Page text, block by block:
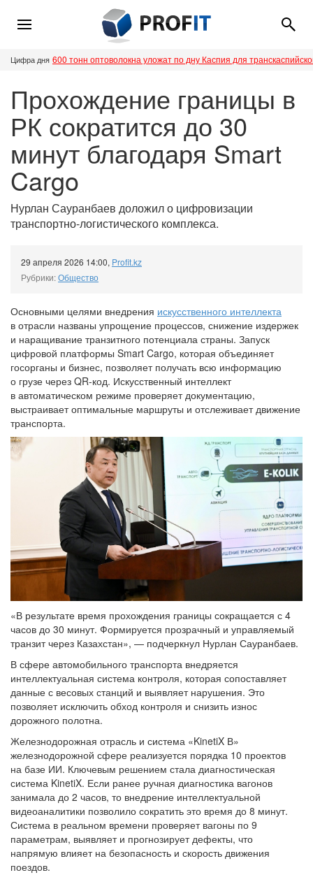
Цифра дня 600 тонн оптоволокна уложат по дну Каспия для
Прохождение границы в
РК сократится до 30
минут благодаря Smart
Cargo
Нурлан Сауранбаев доложил о цифровизации
транспортно-логистического комплекса.
29 апреля 2026 14:00, Profit.kz
Рубрики:Общество
Основными целями внедрения искусственного интеллекта
в отрасли названы упрощение процессов, снижение издержек
и наращивание транзитного потенциала страны. Запуск
цифровой платформы Smart Cargo, которая объединяет
госорганы и бизнес, позволяет получать всю информацию
о грузе через QR-код. Искусственный интеллект
в автоматическом режиме проверяет документацию,
выстраивает оптимальные маршруты и отслеживает движение
транспорта.
«В результате время прохождения границы сокращается с 4
часов до 30 минут. Формируется прозрачный и управляемый
транзит через Казахстан», — подчеркнул Нурлан Сауранбаев.
В сфере автомобильного транспорта внедряется
интеллектуальная система контроля, которая сопоставляет
данные с весовых станций и выявляет нарушения. Это
позволяет исключить обход контроля и снизить износ
дорожного полотна.
Железнодорожная отрасль и система «KinetiX В»
железнодорожной сфере реализуется порядка 10 проектов
на базе ИИ. Ключевым решением стала диагностическая
система KinetiX. Если ранее ручная диагностика вагонов
занимала до 2 часов, то внедрение интеллектуальной
видеоаналитики позволило сократить это время до 8 минут.
Система в реальном времени проверяет вагоны по 9
параметрам, выявляет и прогнозирует дефекты, что
напрямую влияет на безопасность и скорость движения
поездов.